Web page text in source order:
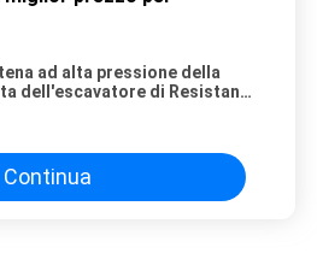
ad alta pressione della
dell'escavatore di Resistane
Continua